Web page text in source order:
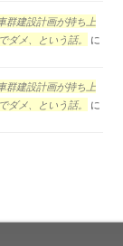
群建設計画が持ち上
ダメ、という話。
に
群建設計画が持ち上
ダメ、という話。
に